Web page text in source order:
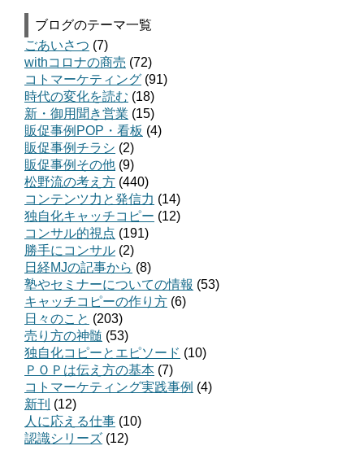
ブログのテーマ一覧
ごあいさつ (7)
withコロナの商売 (72)
コトマーケティング (91)
時代の変化を読む (18)
新・御用聞き営業 (15)
販促事例POP・看板 (4)
販促事例チラシ (2)
販促事例その他 (9)
松野流の考え方 (440)
コンテンツ力と発信力 (14)
独自化キャッチコピー (12)
コンサル的視点 (191)
勝手にコンサル (2)
日経MJの記事から (8)
塾やセミナーについての情報 (53)
キャッチコピーの作り方 (6)
日々のこと (203)
売り方の神髄 (53)
独自化コピーとエピソード (10)
ＰＯＰは伝え方の基本 (7)
コトマーケティング実践事例 (4)
新刊 (12)
人に応える仕事 (10)
認識シリーズ (12)